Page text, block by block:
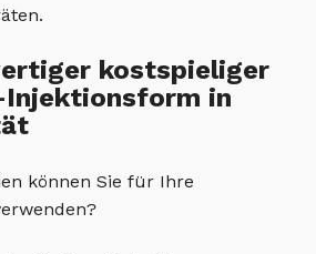
kostspieliger
in
können Sie für Ihre